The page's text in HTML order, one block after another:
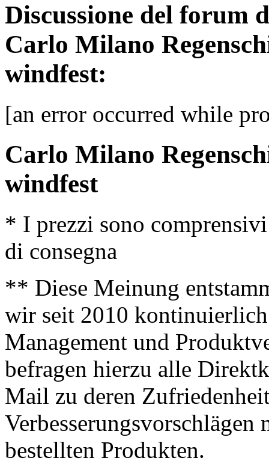
Discussione del forum
Carlo Milano
windfest:
[an error occurred while
Carlo Milano
windfest
* I prezzi sono
di consegna
** Diese Meinung
wir seit 2010
Management und
befragen hierzu alle
Mail zu deren
bestellten Produkten.